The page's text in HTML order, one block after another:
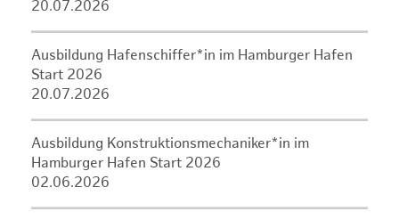
20.07.2026
Ausbildung Hafenschiffer*in im Hamburger Hafen
Start 2026
20.07.2026
Ausbildung Konstruktionsmechaniker*in im
Hamburger Hafen Start 2026
02.06.2026